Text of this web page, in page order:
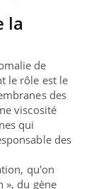
la
de
le rôle est le
des
viscosité
qui
des
qu'on
», du gène